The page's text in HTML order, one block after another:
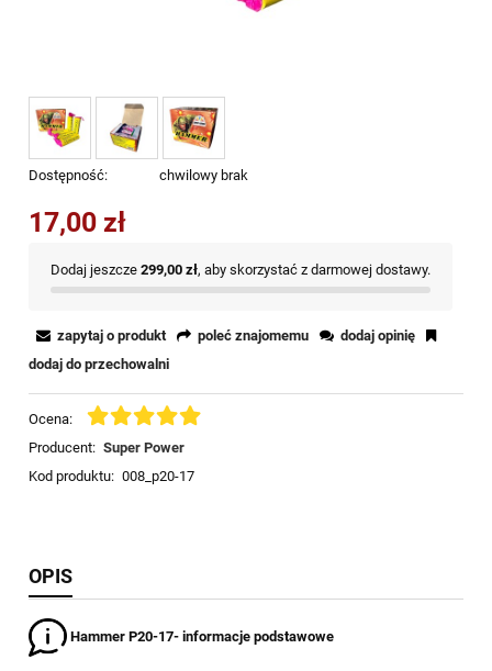
Dostępność: chwilowy brak
17,00 zł
Dodaj jeszcze 299,00 zł, aby skorzystać z darmowej dostawy.
Ocena:
Producent: Super Power
Kod produktu: 008_p20-17
zapytaj o produkt poleć znajomemu
dodaj opinię
dodaj do przechowalni
OPIS
Hammer P20-17- informacje podstawowe